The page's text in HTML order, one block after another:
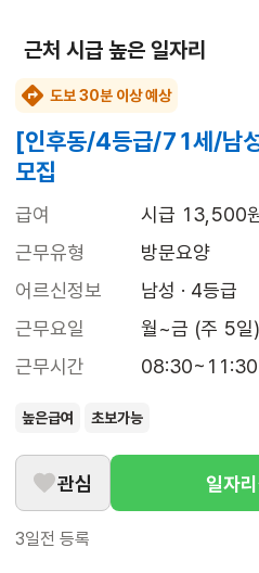
근처 시급 높은 일자리
도보 30분 이상 예상
[인후동/4등급/71세/남
모집
급여
시급 13,500
근무유형
방문요양
어르신정보
남성 · 4등급
근무요일
월~금 (주 5일)
근무시간
08:30~11:30
높은급여 초보가능
관심 일자
3일전 등록